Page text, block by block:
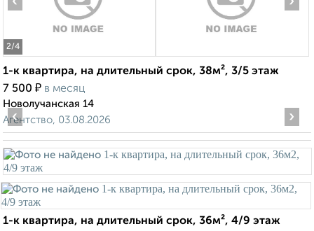
2/4
1-к квартира, на длительный срок, 38м², 3/5 этаж
7 500 ₽ в месяц
Новолучанская 14
Агентство, 03.08.2026
‹ ›
1-к квартира, на длительный срок, 36м², 4/9 этаж